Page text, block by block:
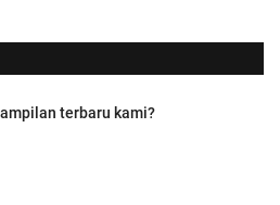
terbaru kami?